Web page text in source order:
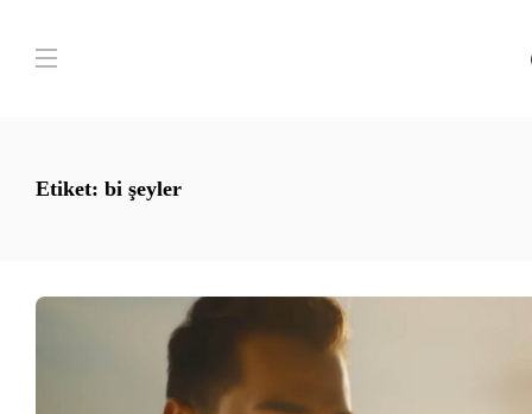
Etiket: bi şeyler